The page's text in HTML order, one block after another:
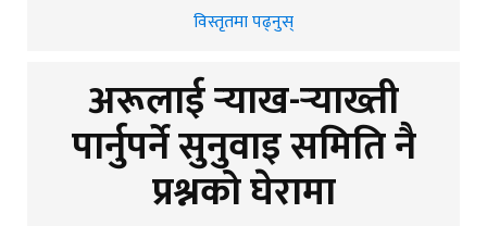
विस्तृतमा पढ्नुस्
अरूलाई र्‍याख-र्‍याख्ती
पार्नुपर्ने सुनुवाइ समिति नै
प्रश्नको घेरामा